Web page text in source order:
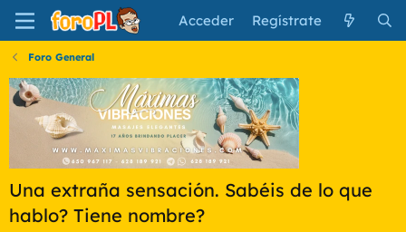
Acceder Regístrate
Foro General
Una extraña sensación. Sabéis de lo que
hablo? Tiene nombre?